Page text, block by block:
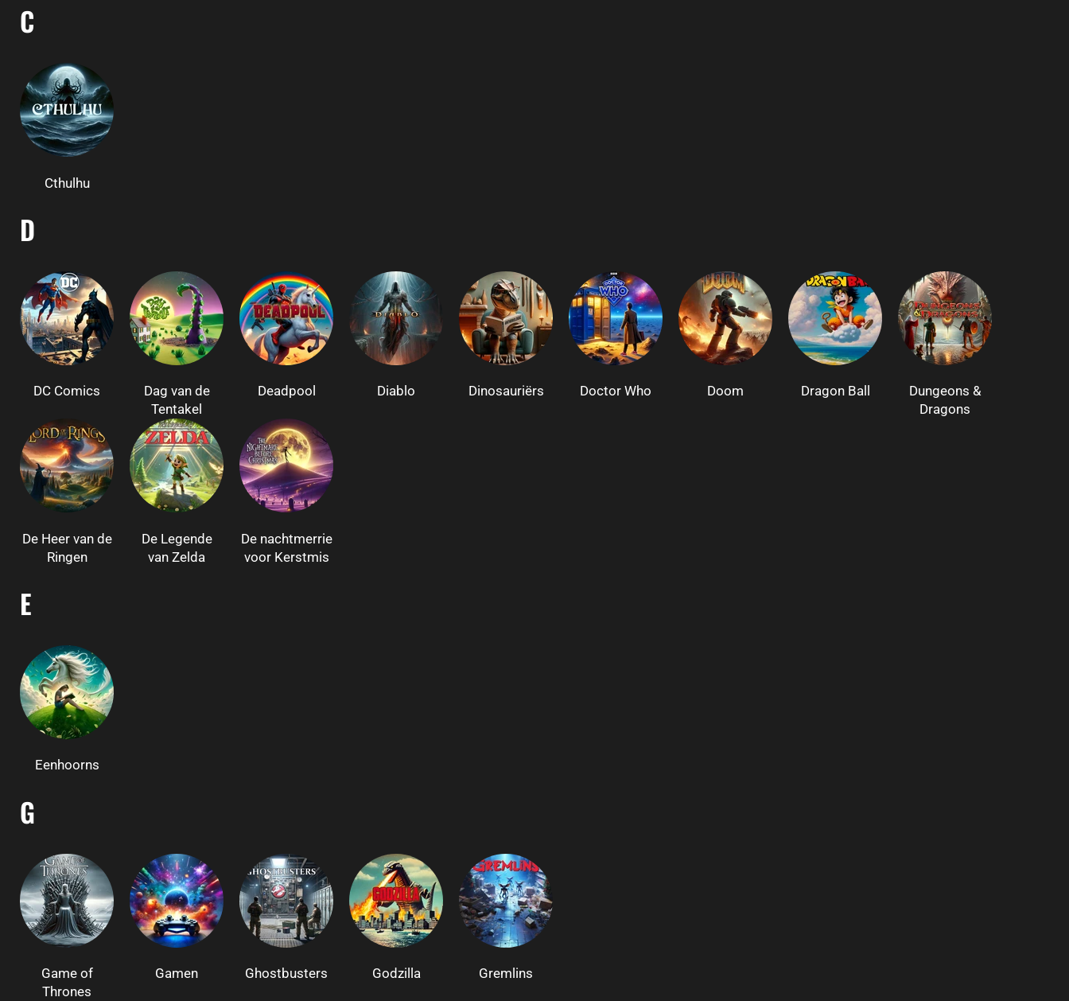
C
Cthulhu
D
DC Comics
Dag van de
Tentakel
Deadpool Diablo Dinosauriërs Doctor Who Doom Dragon Ball
Dungeons &
Dragons
De Heer van de
Ringen
De Legende
van Zelda
De nachtmerrie
voor Kerstmis
E
Eenhoorns
G
Game of
Thrones
Gamen Ghostbusters Godzilla Gremlins